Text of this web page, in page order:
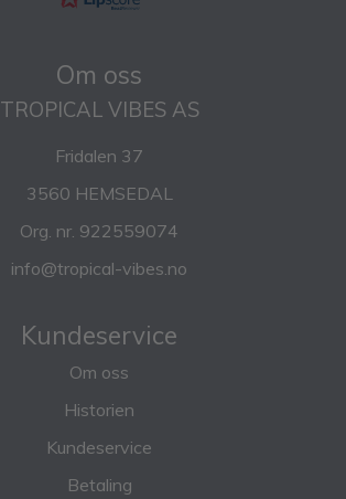
Om oss
TROPICAL VIBES AS
Fridalen 37
3560 HEMSEDAL
Org. nr. 922559074
info@tropical-vibes.no
Kundeservice
Om oss
Historien
Kundeservice
Betaling